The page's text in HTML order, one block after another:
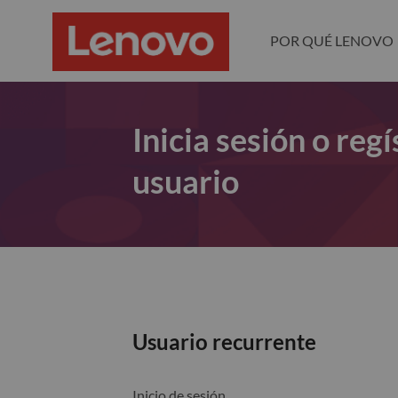
POR QUÉ LENOVO
Inicia sesión o
usuario
Usuario recurrente